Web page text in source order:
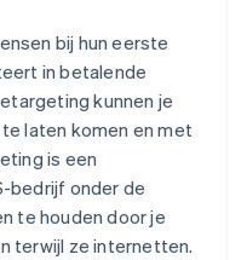
bij hun eerste
in betalende
kunnen je
laten komen en met
is een
bedrijf onder de
te houden door je
terwijl ze internetten.